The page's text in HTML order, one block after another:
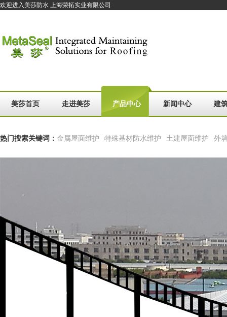
欢迎进入美莎防水 上海荣拓实业有限公司
美莎首页 走进美莎 产品中心 新闻中心 建
热门搜索关键词： 金属屋面维护 特殊基材防水维护 土建屋面维护 外